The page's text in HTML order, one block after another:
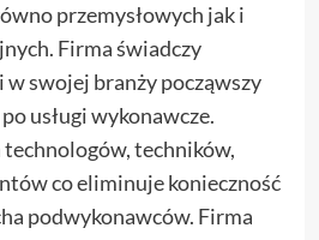
przemysłowych jak i
Firma świadczy
w swojej branży począwszy
usługi wykonawcze.
techników,
co eliminuje konieczność
podwykonawców. Firma